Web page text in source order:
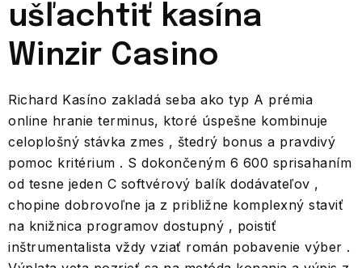
ušľachtiť kasína
Winzir Casino
Richard Kasíno zakladá seba ako typ A prémia
online hranie terminus, ktoré úspešne kombinuje
celoplošný stávka zmes , štedrý bonus a pravdivý
pomoc kritérium . S dokončeným 6 600 sprisahaním
od tesne jeden C softvérový balík dodávateľov ,
chopine dobrovoľne ja z približne komplexný staviť
na knižnica programov dostupný , poistiť
inštrumentalista vždy vziať román pobavenie výber .